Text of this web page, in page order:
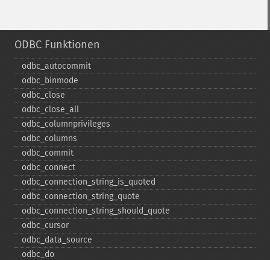
ODBC Funktionen
odbc_​autocommit
odbc_​binmode
odbc_​close
odbc_​close_​all
odbc_​columnprivileges
odbc_​columns
odbc_​commit
odbc_​connect
odbc_​connection_​string_​is_​quoted
odbc_​connection_​string_​quote
odbc_​connection_​string_​should_​quote
odbc_​cursor
odbc_​data_​source
odbc_​do